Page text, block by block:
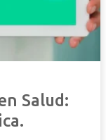
Salud: